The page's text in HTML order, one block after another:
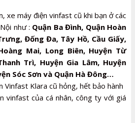
xe máy điện vinfast cũ khi bạn ở các
như : Quận Ba Đình, Quận Hoàn
Đống Đa, Tây Hồ, Cầu Giấy,
Mai, Long Biên, Huyện Từ
Trì, Huyện Gia Lâm, Huyện
Sóc Sơn và Quận Hà Đông…
Vinfast Klara cũ hỏng, hết bảo hành
vinfast của cá nhân, công ty với giá